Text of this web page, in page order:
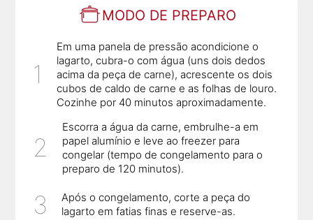
MODO DE PREPARO
Em uma panela de pressão acondicione o
lagarto, cubra-o com água (uns dois dedos
acima da peça de carne), acrescente os dois
cubos de caldo de carne e as folhas de louro.
Cozinhe por 40 minutos aproximadamente.
Escorra a água da carne, embrulhe-a em
papel alumínio e leve ao freezer para
congelar (tempo de congelamento para o
preparo de 120 minutos).
Após o congelamento, corte a peça do
lagarto em fatias finas e reserve-as.